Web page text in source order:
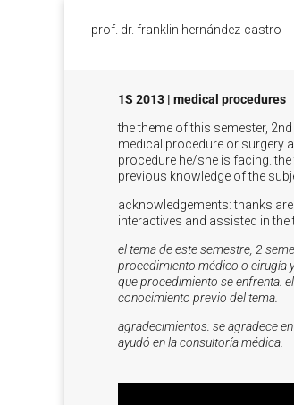
prof. dr. franklin hernández-castro
1S 2013 | medical procedures
the theme of this semester,
medical procedure or surgery
procedure he/she is facing.
previous knowledge of the
acknowledgements: thanks
interactives and assisted in
el tema de este semestre, 2
procedimiento médico o cirugía
que procedimiento se enfrenta.
conocimiento previo del tema.
agradecimientos: se agradece
ayudó en la consultoría médica.